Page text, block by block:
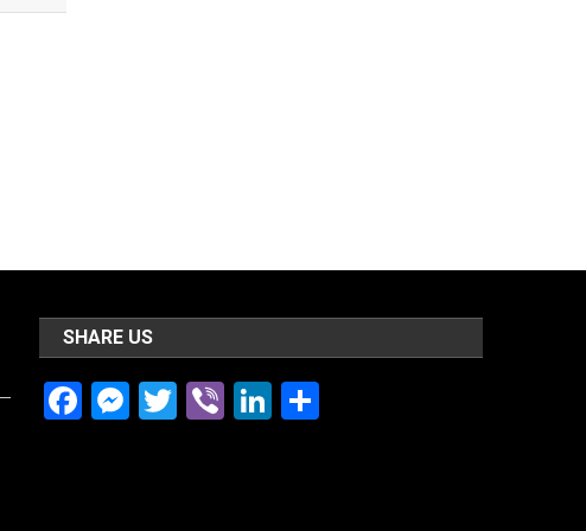
SHARE US
Facebook
Messenger
Twitter
ViberLinkedIn
Share